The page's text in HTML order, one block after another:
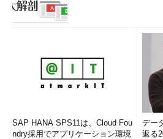
SAP HANA SPS11は、Cloud Fou
ndry採用でアプリケーション環境
デー
返る